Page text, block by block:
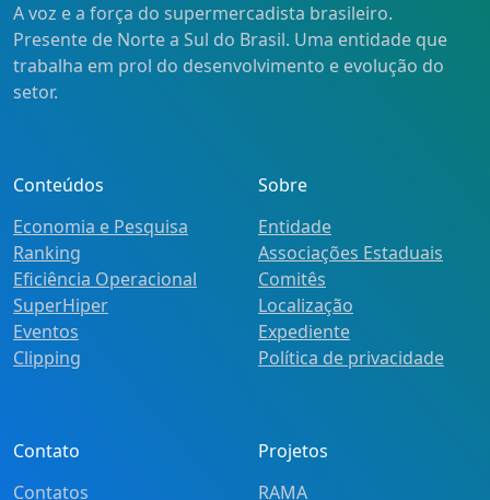
A voz e a força do supermercadista brasileiro.
Presente de Norte a Sul do Brasil. Uma entidade que
trabalha em prol do desenvolvimento e evolução do
setor.
Conteúdos
Economia e Pesquisa
Ranking
Eficiência Operacional
SuperHiper
Eventos
Clipping
Sobre
Entidade
Associações Estaduais
Comitês
Localização
Expediente
Política de privacidade
Contato
Contatos
Projetos
RAMA